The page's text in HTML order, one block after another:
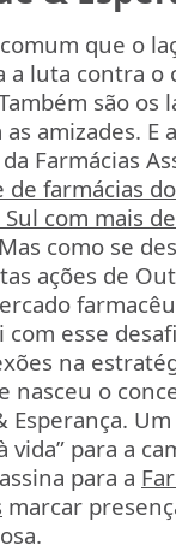
que o
a luta contra o
são os
amizades. E
Farmácias
de farmácias
com mais
como se
ações de
com esse
na
nasceu o
Esperança.
vida” para a
para a
marcar